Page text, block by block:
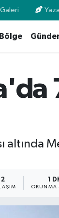
Bölge
altında
2 1
OKUNMA